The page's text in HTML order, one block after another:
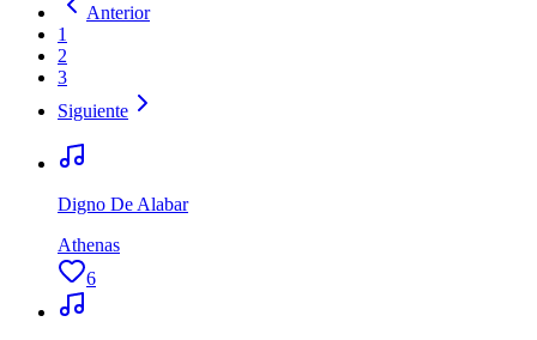
Anterior
1
2
3
Siguiente
Digno De Alabar
Athenas
6